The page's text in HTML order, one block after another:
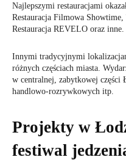
Najlepszymi restauracjami
Restauracja Filmowa Showtime,
Restauracja REVELO oraz inne.
Innymi tradycyjnymi
różnych częściach miasta.
w centralnej, zabytkowej części
handlowo-rozrywkowych itp.
Projekty w
festiwal